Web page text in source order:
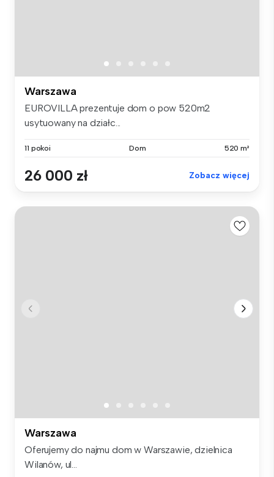
Warszawa
EUROVILLA prezentuje dom o pow 520m2
usytuowany na działc...
11 pokoi Dom 520 m²
26 000 zł Zobacz więcej
Warszawa
Oferujemy do najmu dom w Warszawie, dzielnica
Wilanów, ul...